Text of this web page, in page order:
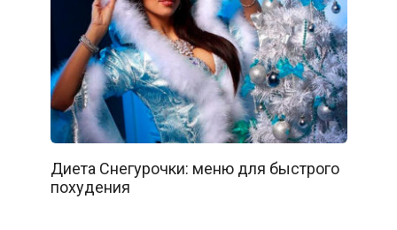
Диета Снегурочки: меню для быстрого
похудения